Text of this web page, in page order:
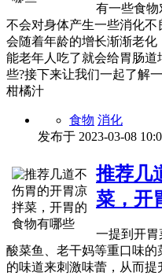
有一些食
不会对身体产生一些消化
会随着年龄的增长渐渐老
能老年人吃了就会给胃肠
些?接下来让我们一起了解
柑橘汁
食物 消化
发布于 2023-03-08
推荐几
菜，开
一提到开胃
酸菜鱼、老干妈等重口味
的味道来刺激味蕾，从而